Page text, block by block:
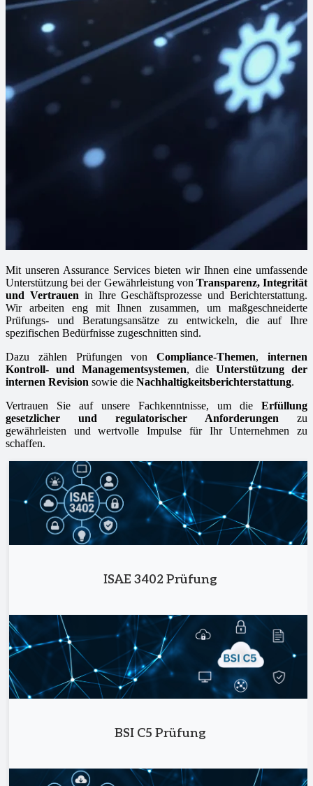
Mit unseren Assurance Services bieten wir Ihnen eine umfassende
Unterstützung bei der Gewährleistung von Transparenz, Integrität
und Vertrauen in Ihre Geschäftsprozesse und Berichterstattung.
Wir arbeiten eng mit Ihnen zusammen, um maßgeschneiderte
Prüfungs- und Beratungsansätze zu entwickeln, die auf Ihre
spezifischen Bedürfnisse zugeschnitten sind.
Dazu zählen Prüfungen vonCompliance-Themen,internen
Kontroll- und Managementsystemen, dieUnterstützung der
internen Revision sowie die Nachhaltigkeitsberichterstattung.
Vertrauen Sie auf unsere Fachkenntnisse, um die
Erfüllung
gesetzlicher und regulatorischer Anforderungen
zu
gewährleisten und wertvolle Impulse für Ihr Unternehmen zu
schaffen.
ISAE 3402 Prüfung
BSI C5 Prüfung